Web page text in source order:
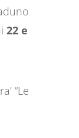
22 e
“Le